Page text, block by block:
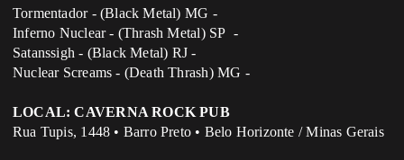
Tormentador - (Black Metal) MG -
Inferno Nuclear - (Thrash Metal) SP -
Satanssigh - (Black Metal) RJ -
Nuclear Screams - (Death Thrash) MG -
LOCAL: CAVERNA ROCK PUB
Rua Tupis, 1448 • Barro Preto • Belo Horizonte / Minas Gerais